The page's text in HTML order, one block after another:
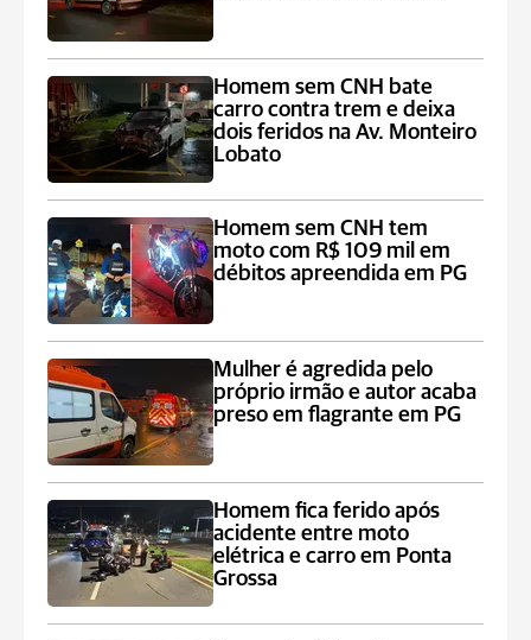
Homem sem CNH bate
carro contra trem e deixa
dois feridos na Av. Monteiro
Lobato
Homem sem CNH tem
moto com R$ 109 mil em
débitos apreendida em PG
Mulher é agredida pelo
próprio irmão e autor acaba
preso em flagrante em PG
Homem fica ferido após
acidente entre moto
elétrica e carro em Ponta
Grossa